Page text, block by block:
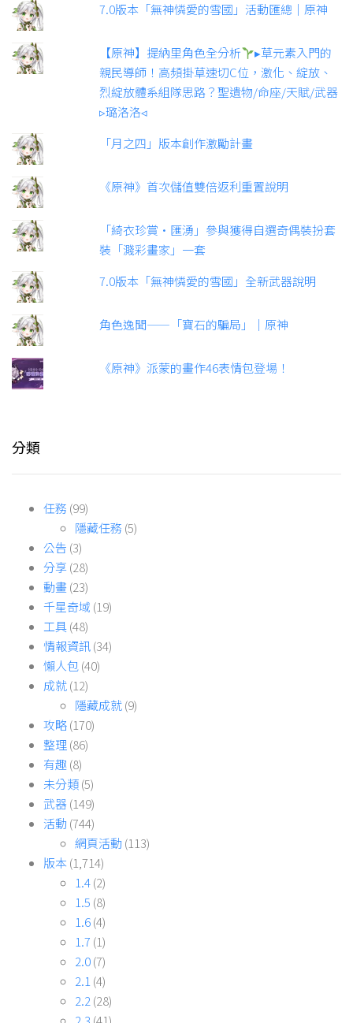
7.0版本「無神憐愛的雪國」活動匯總｜原神
【原神】提納里角色全分析
▸草元素入門的
親民導師！高頻掛草速切C位，激化、綻放、
烈綻放體系組隊思路？聖遺物/命座/天賦/武器
▹璐洛洛◃
「月之四」版本創作激勵計畫
《原神》首次儲值雙倍返利重置說明
「綺衣珍賞·匯湧」參與獲得自選奇偶裝扮套
裝「濺彩畫家」一套
7.0版本「無神憐愛的雪國」全新武器說明
角色逸聞——「寶石的騙局」｜原神
《原神》派蒙的畫作46表情包登場！
分類
任務 (99)
隱藏任務 (5)
公告 (3)
分享(28)
動畫(23)
千星奇域 (19)
工具(48)
情報資訊(34)
懶人包(40)
成就(12)
隱藏成就(9)
攻略(170)
整理(86)
有趣(8)
未分類(5)
武器(149)
活動 (744)
網頁活動 (113)
版本 (1,714)
1.4(2)
1.5 (8)
1.6(4)
1.7 (1)
2.0(7)
2.1(4)
2.2(28)